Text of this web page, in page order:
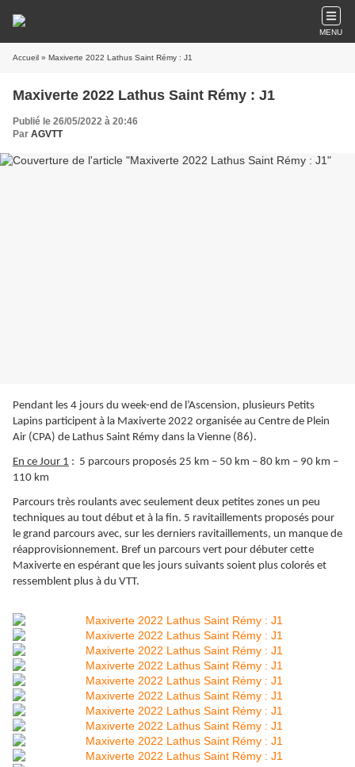
MENU
Accueil » Maxiverte 2022 Lathus Saint Rémy : J1
Maxiverte 2022 Lathus Saint Rémy : J1
Publié le 26/05/2022 à 20:46
Par AGVTT
Pendant les 4 jours du week-end de l’Ascension, plusieurs Petits
Lapins participent à la Maxiverte 2022 organisée au Centre de Plein
Air (CPA) de Lathus Saint Rémy dans la Vienne (86).
En ce Jour 1 : 5 parcours proposés 25 km – 50 km – 80 km – 90 km –
110 km
Parcours très roulants avec seulement deux petites zones un peu
techniques au tout début et à la fin. 5 ravitaillements proposés pour
le grand parcours avec, sur les derniers ravitaillements, un manque de
réapprovisionnement. Bref un parcours vert pour débuter cette
Maxiverte en espérant que les jours suivants soient plus colorés et
ressemblent plus à du VTT.